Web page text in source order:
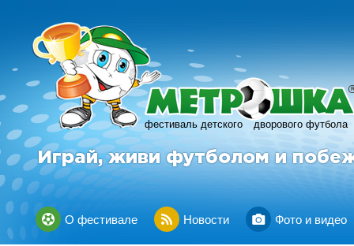
фестиваль детского дворового футбола
R
Играй, живи футболом и
О фестивале Новости Фото и видео